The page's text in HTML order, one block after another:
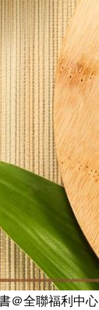
＠全聯福利中心